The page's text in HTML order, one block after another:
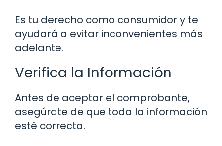
Es tu derecho como consumidor y te
ayudará a evitar inconvenientes más
adelante.
Verifica la Información
Antes de aceptar el comprobante,
asegúrate de que toda la información
esté correcta.